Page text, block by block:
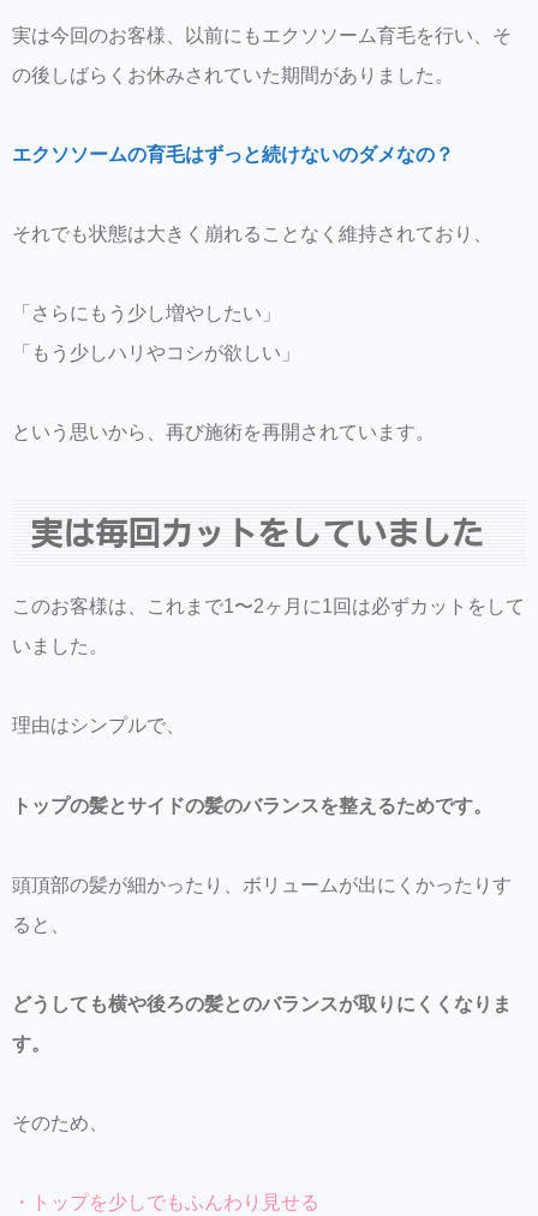
同時にこちらもダウンロードして頂き新規登
録しておくとスタイルの保存・カルテの保存
美容師の方にはこちらもオススメ。SNSプロ
実は今回のお客様、以前にもエクソソーム育毛を行い、そ
の後しばらくお休みされていた期間がありました。
エクソソームの育毛はずっと続けないのダメなの？
それでも状態は大きく崩れることなく維持されており、
「さらにもう少し増やしたい」
「もう少しハリやコシが欲しい」
という思いから、再び施術を再開されています。
実は毎回カットをしていました
このお客様は、これまで1〜2ヶ月に1回は必ずカットをして
いました。
理由はシンプルで、
トップの髪とサイドの髪のバランスを整えるためです。
頭頂部の髪が細かったり、ボリュームが出にくかったりす
ると、
どうしても横や後ろの髪とのバランスが取りにくくなりま
す。
そのため、
・トップを少しでもふんわり見せる